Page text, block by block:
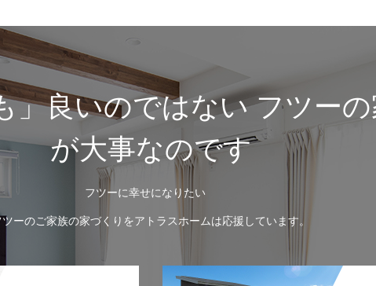
」良いのではない フツー
が大事なのです
フツーに幸せになりたい
ツーのご家族の家づくりをアトラスホームは応援しています。